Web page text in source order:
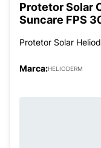
Protetor Solar
Suncare FPS
Protetor Solar
Marca:HELIODERM